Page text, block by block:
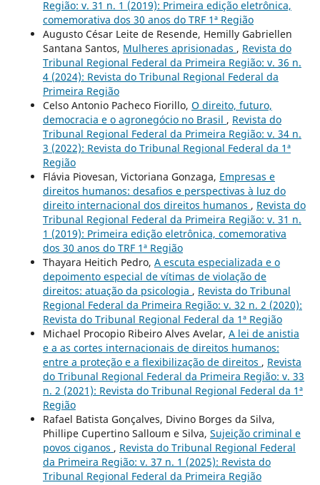
Região: v. 31 n. 1 (2019): Primeira edição eletrônica,
comemorativa dos 30 anos do TRF 1ª Região
Augusto César Leite de Resende, Hemilly Gabriellen
Santana Santos, Mulheres aprisionadas , Revista do
Tribunal Regional Federal da Primeira Região: v. 36 n.
4 (2024): Revista do Tribunal Regional Federal da
Primeira Região
Celso Antonio Pacheco Fiorillo, O direito, futuro,
democracia e o agronegócio no Brasil , Revista do
Tribunal Regional Federal da Primeira Região: v. 34 n.
3 (2022): Revista do Tribunal Regional Federal da 1ª
Região
Flávia Piovesan, Victoriana Gonzaga, Empresas e
direitos humanos: desafios e perspectivas à luz do
direito internacional dos direitos humanos , Revista do
Tribunal Regional Federal da Primeira Região: v. 31 n.
1 (2019): Primeira edição eletrônica, comemorativa
dos 30 anos do TRF 1ª Região
Thayara Heitich Pedro, A escuta especializada e o
depoimento especial de vítimas de violação de
direitos: atuação da psicologia , Revista do Tribunal
Regional Federal da Primeira Região: v. 32 n. 2 (2020):
Revista do Tribunal Regional Federal da 1ª Região
Michael Procopio Ribeiro Alves Avelar, A lei de anistia
e a as cortes internacionais de direitos humanos:
entre a proteção e a flexibilização de direitos , Revista
do Tribunal Regional Federal da Primeira Região: v. 33
n. 2 (2021): Revista do Tribunal Regional Federal da 1ª
Região
Rafael Batista Gonçalves, Divino Borges da Silva,
Phillipe Cupertino Salloum e Silva, Sujeição criminal e
povos ciganos , Revista do Tribunal Regional Federal
da Primeira Região: v. 37 n. 1 (2025): Revista do
Tribunal Regional Federal da Primeira Região